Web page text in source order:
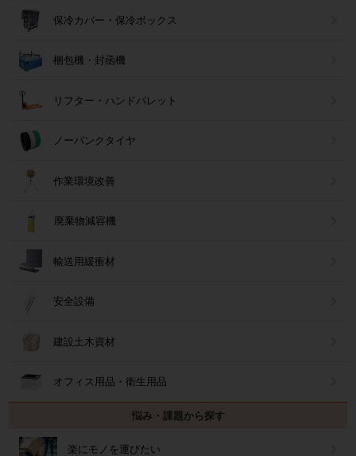
保冷カバー・保冷ボックス
梱包機・封函機
リフター・ハンドパレット
ノーパンクタイヤ
作業環境改善
廃棄物減容機
輸送用緩衝材
安全設備
建設土木資材
オフィス用品・衛生用品
悩み・課題から探す
楽にモノを運びたい